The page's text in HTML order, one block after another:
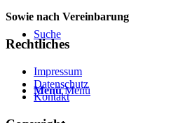
Suche
Menü Menü
Sowie nach Vereinbarung
Rechtliches
Impressum
Datenschutz
Kontakt